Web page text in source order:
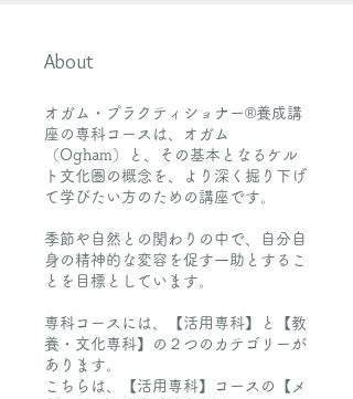
About
オガム・プラクティショナー®養成講
座の専科コースは、オガム
（Ogham）と、その基本となるケル
ト文化圏の概念を、より深く掘り下げ
て学びたい方のための講座です。
季節や自然との関わりの中で、自分自
身の精神的な変容を促す一助とするこ
とを目標としています。
専科コースには、【活用専科】と【教
養・文化専科】の２つのカテゴリーが
あります。
こちらは、【活用専科】コースの【メ